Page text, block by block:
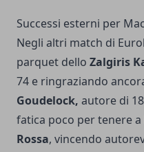
Successi esterni per
Negli altri match di
parquet dello Zalgiris
74 e ringraziando
Goudelock, autore di
fatica poco per tenere
Rossa, vincendo